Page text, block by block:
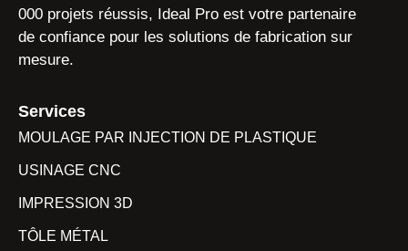
000 projets réussis, Ideal Pro est votre partenaire
de confiance pour les solutions de fabrication sur
mesure.
Services
MOULAGE PAR INJECTION DE PLASTIQUE
USINAGE CNC
IMPRESSION 3D
TÔLE MÉTAL